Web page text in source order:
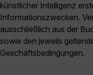
künstlicher Intelligenz
Informationszwecken.
ausschließlich aus der
sowie den jeweils
Geschäftsbedingungen.